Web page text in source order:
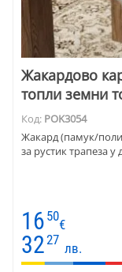
Жакардово
топли земни
Код: POK3054
Жакард (памук/
за рустик трапеза
16 50
€
3227
лв.